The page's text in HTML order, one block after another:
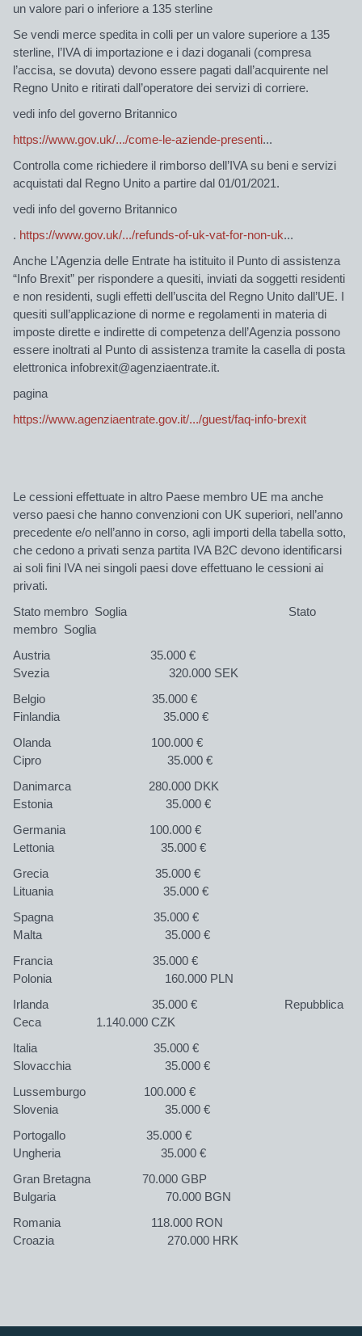
un valore pari o inferiore a 135 sterline
Se vendi merce spedita in colli per un valore superiore a 135
sterline, l’IVA di importazione e i dazi doganali (compresa
l’accisa, se dovuta) devono essere pagati dall’acquirente nel
Regno Unito e ritirati dall’operatore dei servizi di corriere.
vedi info del governo Britannico
https://www.gov.uk/.../come-le-aziende-presenti...
Controlla come richiedere il rimborso dell’IVA su beni e servizi
acquistati dal Regno Unito a partire dal 01/01/2021.
vedi info del governo Britannico
. https://www.gov.uk/.../refunds-of-uk-vat-for-non-uk...
Anche L’Agenzia delle Entrate ha istituito il Punto di assistenza
“Info Brexit” per rispondere a quesiti, inviati da soggetti residenti
e non residenti, sugli effetti dell’uscita del Regno Unito dall’UE. I
quesiti sull’applicazione di norme e regolamenti in materia di
imposte dirette e indirette di competenza dell’Agenzia possono
essere inoltrati al Punto di assistenza tramite la casella di posta
elettronica infobrexit@agenziaentrate.it.
pagina
https://www.agenziaentrate.gov.it/.../guest/faq-info-brexit
L e cessioni effettuate in altro Paese membro UE ma anche
verso paesi che hanno convenzioni con UK superiori, nell’anno
precedente e/o nell’anno in corso, agli importi della tabella sotto,
che cedono a privati senza partita IVA B2C devono identificarsi
ai soli fini IVA nei singoli paesi dove effettuano le cessioni ai
privati.
Stato membro Soglia
Stato
membro Soglia
Austria 35.000 €
Svezia 320.000 SEK
Belgio 35.000 €
Finlandia 35.000 €
Olanda 100.000 €
Cipro 35.000 €
Danimarca 280.000 DKK
Estonia 35.000 €
Germania 100.000 €
Lettonia 35.000 €
Grecia 35.000 €
Lituania 35.000 €
Spagna 35.000 €
Malta 35.000 €
Francia 35.000 €
Polonia 160.000 PLN
Irlanda 35.000 € Repubblica
Ceca 1.140.000 CZK
Italia 35.000 €
Slovacchia 35.000 €
Lussemburgo 100.000 €
Slovenia 35.000 €
Portogallo 35.000 €
Ungheria 35.000 €
Gran Bretagna 70.000 GBP
Bulgaria 70.000 BGN
Romania 118.000 RON
Croazia 270.000 HRK